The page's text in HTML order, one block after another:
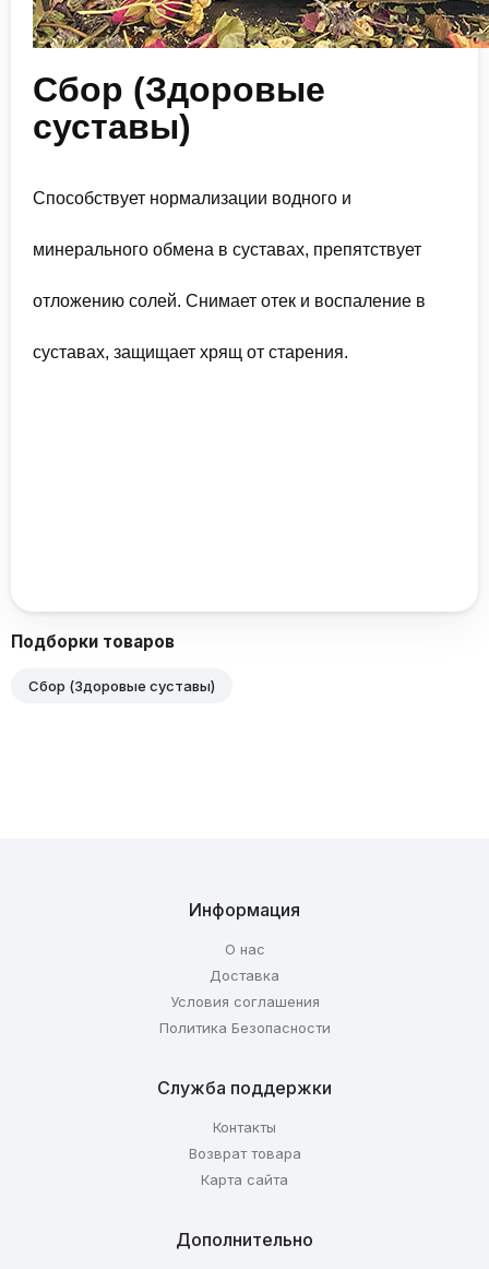
Сбор (Здоровые
суставы)
Способствует нормализации водного и
минерального обмена в суставах, препятствует
отложению солей. Снимает отек и воспаление в
суставах, защищает хрящ от старения.
Подборки товаров
Сбор (Здоровые суставы)
Информация
О нас
Доставка
Условия соглашения
Политика Безопасности
Служба поддержки
Контакты
Возврат товара
Карта сайта
Дополнительно